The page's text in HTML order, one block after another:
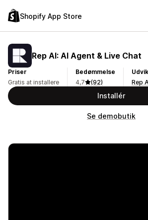
Shopify App Store
Rep AI: AI Agent & Live Chat
Priser
Gratis at installere
Bedømmelse
4,7
(92)
Rep
Installér
Se demobutik